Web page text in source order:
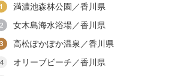
1 満濃池森林公園／香川県
2 女木島海水浴場／香川県
3 高松ぽかぽか温泉／香川県
4 オリーブビーチ／香川県